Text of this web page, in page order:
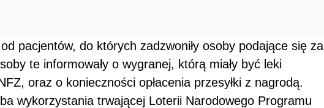
od pacjentów, do których zadzwoniły osoby podające się za
te informowały o wygranej, którą miały być leki
oraz o konieczności opłacenia przesyłki z nagrodą.
wykorzystania trwającej Loterii Narodowego Programu